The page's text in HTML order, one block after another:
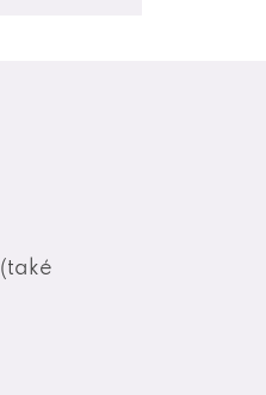
(také